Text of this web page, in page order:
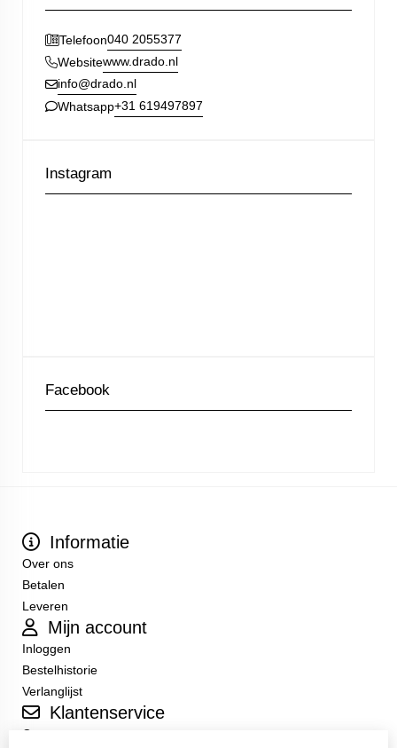
Telefoon040 2055377
Websitewww.drado.nl
info@drado.nl
Whatsapp+31 619497897
Instagram
Facebook
Informatie
Over ons
Betalen
Leveren
Mijn account
Inloggen
Bestelhistorie
Verlanglijst
Klantenservice
Contact